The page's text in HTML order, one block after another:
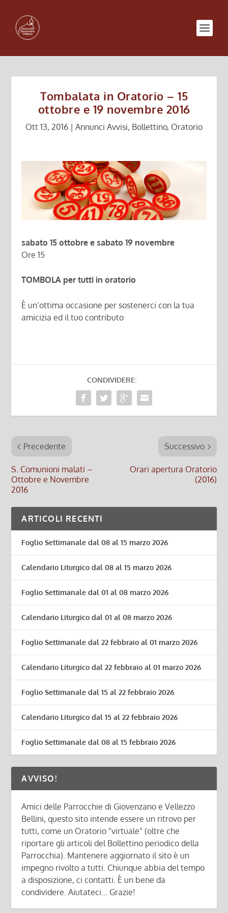
Tombalata in Oratorio – 15
ottobre e 19 novembre 2016
Ott 13, 2016 | Annunci Avvisi, Bollettino, Oratorio
sabato 15 ottobre e sabato 19 novembre
Ore 15
TOMBOLA per tutti in oratorio
È un’ottima occasione per sostenerci con la tua
amicizia ed il tuo contributo
CONDIVIDERE:
Precedente
S. Comunioni malati –
Ottobre e Novembre
2016
Successivo
Orari apertura Oratorio
(2016)
ARTICOLI RECENTI
Foglio Settimanale dal 08 al 15 marzo 2026
Calendario Liturgico dal 08 al 15 marzo 2026
Foglio Settimanale dal 01 al 08 marzo 2026
Calendario Liturgico dal 01 al 08 marzo 2026
Foglio Settimanale dal 22 febbraio al 01 marzo 2026
Calendario Liturgico dal 22 febbraio al 01 marzo 2026
Foglio Settimanale dal 15 al 22 febbraio 2026
Calendario Liturgico dal 15 al 22 febbraio 2026
Foglio Settimanale dal 08 al 15 febbraio 2026
AVVISO!
Amici delle Parrocchie di Giovenzano e Vellezzo
Bellini, questo sito intende essere un ritrovo per
tutti, come un Oratorio "virtuale" (oltre che
riportare gli articoli del Bollettino periodico della
Parrocchia). Mantenere aggiornato il sito è un
impegno rivolto a tutti. Chiunque abbia del tempo
a disposizione, ci contatti. È un bene da
condividere. Aiutateci... Grazie!